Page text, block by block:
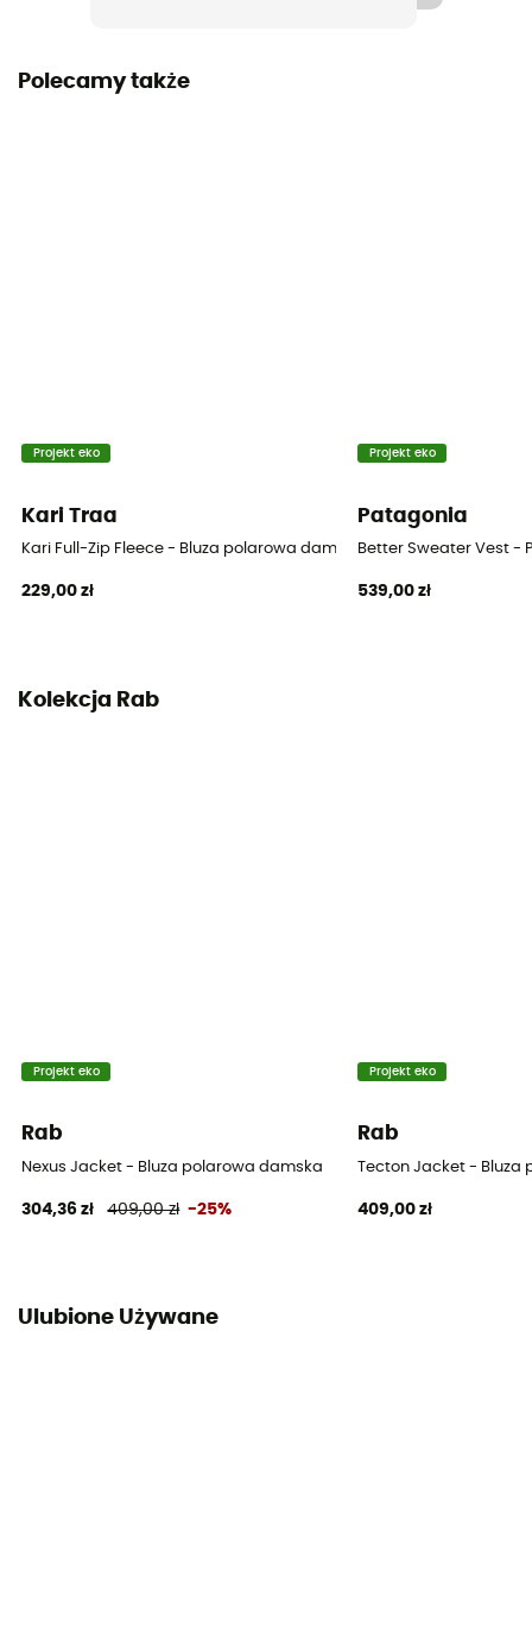
Polecamy także
Projekt eko
Kari Traa
Kari Full-Zip Fleece - Bluza polarowa damska
229,00 zł
Projekt eko
Patagonia
Better Sweater Vest -
539,00 zł
Kolekcja Rab
Projekt eko
Rab
Nexus Jacket - Bluza polarowa damska
304,36 zł 409,00 zł -25%
Projekt eko
Rab
Tecton Jacket - Bluza
409,00 zł
Ulubione Używane